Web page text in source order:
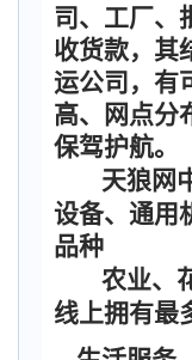
司、工厂、
收货款，其
运公司，有
高、网点分
保驾护航。
天狼网
设备、通用
品种
农业、
线上拥有最